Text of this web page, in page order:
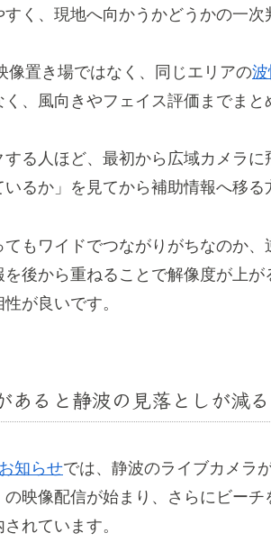
く、現地へ向かうかどうかの一次
像置き場ではなく、同じエリアの
、風向きやフェイス評価までまと
る人ほど、最初から広域カメラ
るか」を見てから補助情報へ移る
てもワイドでつながりがちなのか
後から重ねることで解像度が上
が良いです。
あると静波の見落としが減る
知らせでは、静波のライブカメラ
映像配信が始まり、さらにビー
れています。